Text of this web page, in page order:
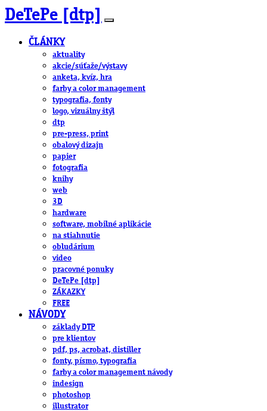
DeTePe [dtp]
ČLÁNKY
aktuality
akcie/súťaže/výstavy
anketa, kvíz, hra
farby a color management
typografia, fonty
logo, vizuálny štýl
dtp
pre-press, print
obalový dizajn
papier
fotografia
knihy
web
3D
hardware
software, mobilné aplikácie
na stiahnutie
obludárium
video
pracovné ponuky
DeTePe [dtp]
ZÁKAZKY
FREE
NÁVODY
základy DTP
pre klientov
pdf, ps, acrobat, distiller
fonty, písmo, typografia
farby a color management návody
indesign
photoshop
illustrator